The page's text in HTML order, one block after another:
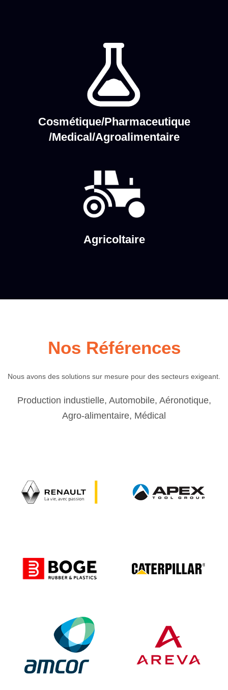
Cosmétique/Pharmaceutique
/Medical/Agroalimentaire
Agricoltaire
Nos Références
Nous avons des solutions sur mesure pour des secteurs exigeant.
Production industielle, Automobile, Aéronotique,
Agro-alimentaire, Médical